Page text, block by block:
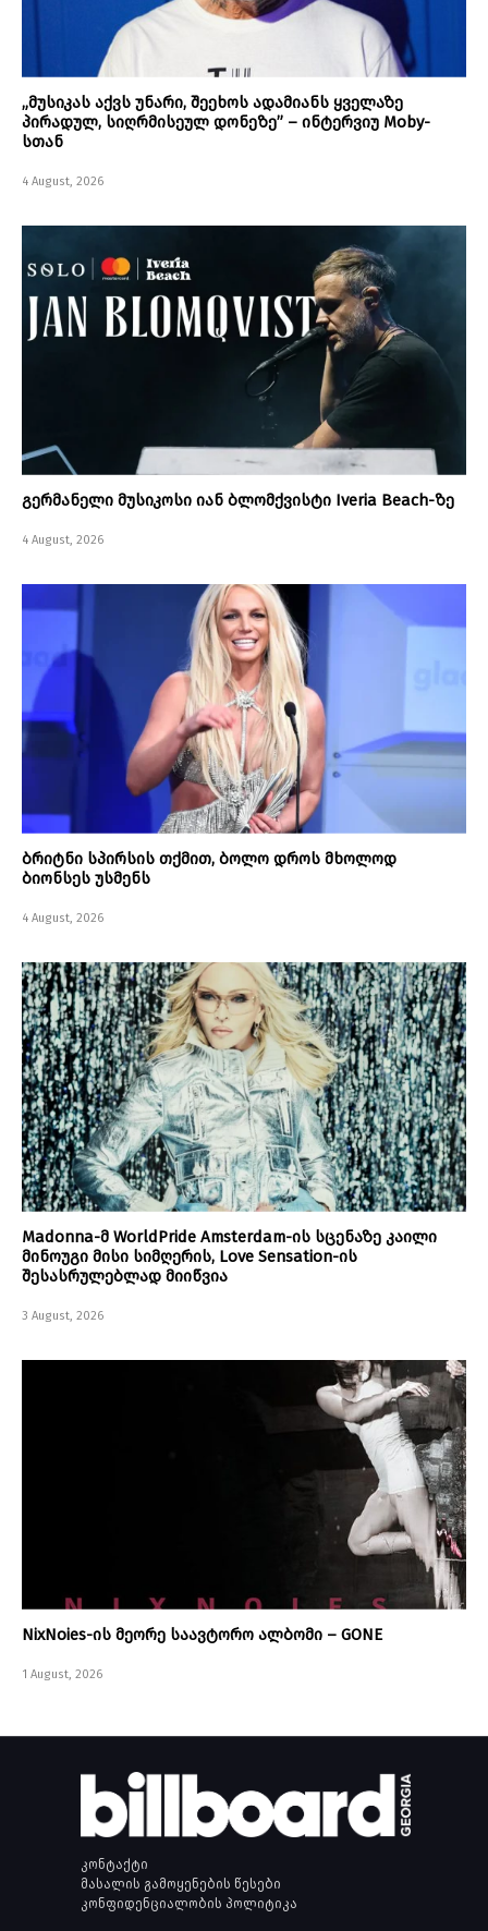
„მუსიკას აქვს უნარი, შეეხოს ადამიანს ყველაზე
პირადულ, სიღრმისეულ დონეზე” – ინტერვიუ Moby-
სთან
4 August, 2026
გერმანელი მუსიკოსი იან ბლომქვისტი Iveria Beach-ზე
4 August, 2026
ბრიტნი სპირსის თქმით, ბოლო დროს მხოლოდ
ბიონსეს უსმენს
4 August, 2026
Madonna-მ WorldPride Amsterdam-ის სცენაზე კაილი
მინოუგი მისი სიმღერის, Love Sensation-ის
შესასრულებლად მიიწვია
3 August, 2026
NixNoies-ის მეორე საავტორო ალბომი – GONE
1 August, 2026
კონტაქტი
მასალის გამოყენების წესები
კონფიდენციალობის პოლიტიკა